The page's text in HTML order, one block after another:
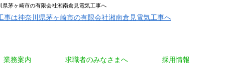
茅ヶ崎市の有限会社湘南倉見電気工事へ
業務案内 求職者のみなさまへ 採用情報